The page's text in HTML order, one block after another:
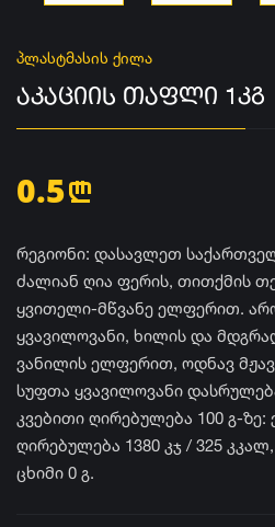
პლასტმასის ქილა
ᲐᲙᲐᲪᲘᲘᲡ ᲗᲐᲤᲚᲘ 1ᲙᲒ
0.5n
რეგიონი: დასავლეთ
ძალიან ღია ფერის, თითქმის
ყვითელი-მწვანე ელფერით.
ყვავილოვანი, ხილის და
ვანილის ელფერით, ოდნავ
სუფთა ყვავილოვანი
კვებითი ღირებულება 100 გ-ზე:
ღირებულება 1380 კჯ / 325 კკალ,
ცხიმი 0 გ.